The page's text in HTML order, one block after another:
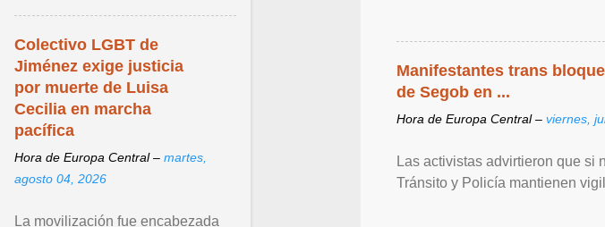
Manifestantes trans
de Segob en ...
Hora de Europa Central – viernes,
Las activistas advirtieron que si
Tránsito y Policía mantienen
Ver articulo ...
Colectivo LGBT de
Jiménez exige justicia
por muerte de Luisa
Cecilia en marcha
pacífica
Hora de Europa Central – martes,
agosto 04, 2026
La movilización fue encabezada